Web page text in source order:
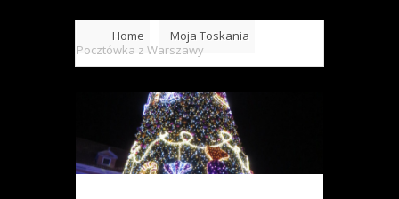
Home
Moja Toskania
Pocztówka z Warszawy